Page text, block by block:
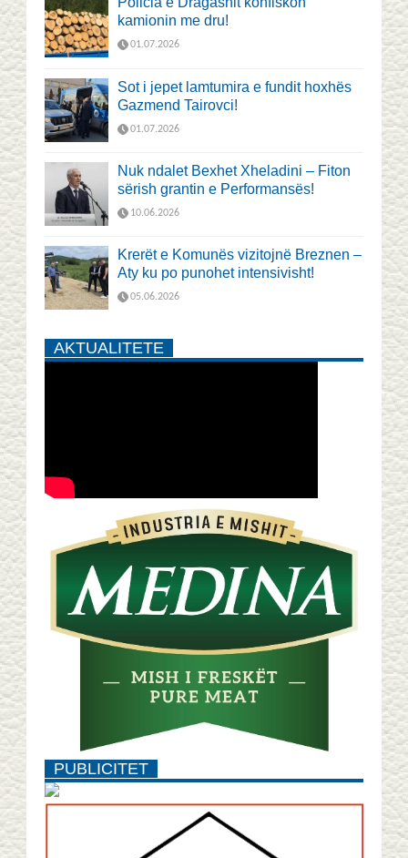
kamionin me dru!
01.07.2026
Sot i jepet lamtumira e fundit hoxhës
Gazmend Tairovci!
01.07.2026
Nuk ndalet Bexhet Xheladini – Fiton
sërish grantin e Performansës!
10.06.2026
Krerët e Komunës vizitojnë Breznen –
Aty ku po punohet intensivisht!
05.06.2026
AKTUALITETE
PUBLICITET